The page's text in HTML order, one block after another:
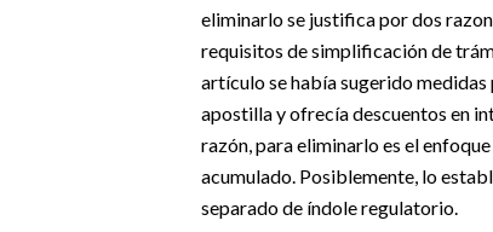
eliminarlo se justifica por dos
requisitos de simplificación de
artículo se había sugerido
apostilla y ofrecía descuentos en
razón, para eliminarlo es el
acumulado. Posiblemente, lo
separado de índole regulatorio.